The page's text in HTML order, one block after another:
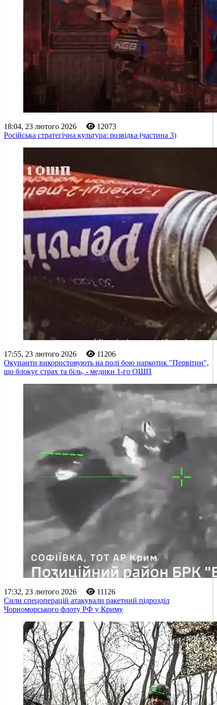
18:04, 23 лютого 2026
12073
Російська стратегічна культура: розвідка (частина 3)
17:55, 23 лютого 2026
11206
Окупанти використовують на полі бою наркотик "Первітин",
що блокує страх та біль, - медики 1-го ОШП
17:32, 23 лютого 2026
11126
Сили спецоперацій атакували ракетний підрозділ
Чорноморського флоту РФ у Криму